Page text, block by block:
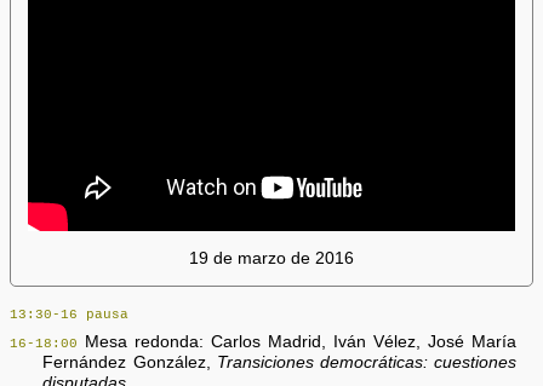
19 de marzo de 2016
13:30-16 pausa
16-18:00
Mesa redonda: Carlos Madrid, Iván Vélez, José María
Fernández González, Transiciones democráticas: cuestiones